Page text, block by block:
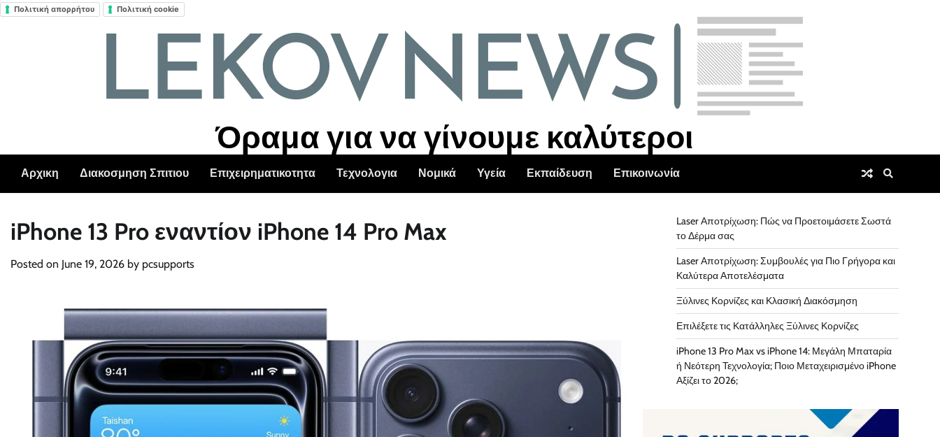
Πολιτική απορρήτου Πολιτική cookie
Όραμα για να γίνουμε καλύτεροι
Αρχικη Διακοσμηση Σπιτιου Επιχειρηματικοτητα Τεχνολογια Νομικά Υγεία Εκπαίδευση Επικοινωνία
iPhone 13 Pro εναντίον iPhone 14 Pro Max
Posted on June 19, 2026 by pcsupports
Laser Αποτρίχωση: Πώς να Προετοιμάσετε Σωστά
το Δέρμα σας
Laser Αποτρίχωση: Συμβουλές για Πιο Γρήγορα και
Καλύτερα Αποτελέσματα
Ξύλινες Κορνίζες και Κλασική Διακόσμηση
Επιλέξετε τις Κατάλληλες Ξύλινες Κορνίζες
iPhone 13 Pro Max vs iPhone 14: Μεγάλη Μπαταρία
ή Νεότερη Τεχνολογία; Ποιο Μεταχειρισμένο iPhone
Αξίζει το 2026;